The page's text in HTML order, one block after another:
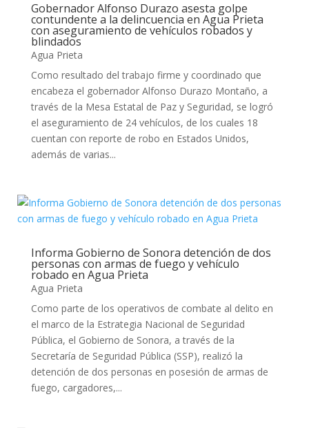
Gobernador Alfonso Durazo asesta golpe
contundente a la delincuencia en Agua Prieta
con aseguramiento de vehículos robados y
blindados
Agua Prieta
Como resultado del trabajo firme y coordinado que
encabeza el gobernador Alfonso Durazo Montaño, a
través de la Mesa Estatal de Paz y Seguridad, se logró
el aseguramiento de 24 vehículos, de los cuales 18
cuentan con reporte de robo en Estados Unidos,
además de varias...
Informa Gobierno de Sonora detención de dos
personas con armas de fuego y vehículo
robado en Agua Prieta
Agua Prieta
Como parte de los operativos de combate al delito en
el marco de la Estrategia Nacional de Seguridad
Pública, el Gobierno de Sonora, a través de la
Secretaría de Seguridad Pública (SSP), realizó la
detención de dos personas en posesión de armas de
fuego, cargadores,...